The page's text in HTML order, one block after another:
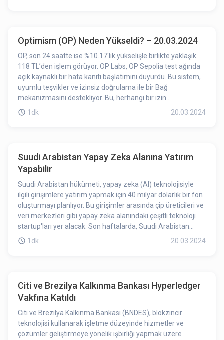
Optimism (OP) Neden Yükseldi? – 20.03.2024
OP, son 24 saatte ise %10.17'lik yükselişle birlikte yaklaşık
118 TL’den işlem görüyor. OP Labs, OP Sepolia test ağında
açık kaynaklı bir hata kanıtı başlatımını duyurdu. Bu sistem,
uyumlu teşvikler ve izinsiz doğrulama ile bir Bağ
mekanizmasını destekliyor. Bu, herhangi bir izin
gerektirmeden herkesin sisteme katılmasına olanak tanıyor.
söyleyebiliriz.
1dk 20.03.2024
Suudi Arabistan Yapay Zeka Alanına Yatırım
Yapabilir
Suudi Arabistan hükümeti, yapay zeka (AI) teknolojisiyle
ilgili girişimlere yatırım yapmak için 40 milyar dolarlık bir fon
oluşturmayı planlıyor. Bu girişimler arasında çip üreticileri ve
veri merkezleri gibi yapay zeka alanındaki çeşitli teknoloji
startup'ları yer alacak. Son haftalarda, Suudi Arabistan
Kamu Yatırım Fonu temsilcileri, potansiyel ortaklıklar
1dk 20.03.2024
Citi ve Brezilya Kalkınma Bankası Hyperledger
Vakfına Katıldı
Citi ve Brezilya Kalkınma Bankası (BNDES), blokzincir
teknolojisi kullanarak işletme düzeyinde hizmetler ve
çözümler geliştirmeye yönelik işbirliği yapmak üzere